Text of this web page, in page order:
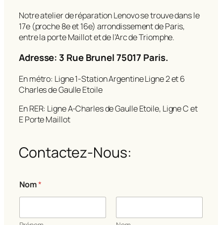
Notre atelier de réparation Lenovo se trouve dans le
17e (proche 8e et 16e) arrondissement de Paris,
entre la porte Maillot et de l’Arc de Triomphe.
Adresse: 3 Rue Brunel 75017 Paris.
En métro: Ligne 1-Station Argentine Ligne 2 et 6
Charles de Gaulle Etoile
En RER: Ligne A-Charles de Gaulle Etoile, Ligne C et
E Porte Maillot
Contactez-Nous:
e
s
a
Nom*